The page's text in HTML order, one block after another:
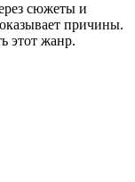
сюжеты и
причины.
этот жанр.